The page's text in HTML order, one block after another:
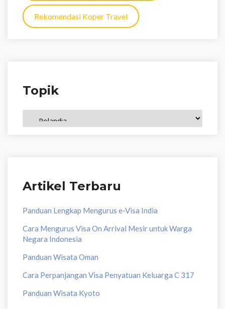
Rekomendasi Koper Travel
Topik
Artikel Terbaru
Panduan Lengkap Mengurus e-Visa India
Cara Mengurus Visa On Arrival Mesir untuk Warga
Negara Indonesia
Panduan Wisata Oman
Cara Perpanjangan Visa Penyatuan Keluarga C 317
Panduan Wisata Kyoto